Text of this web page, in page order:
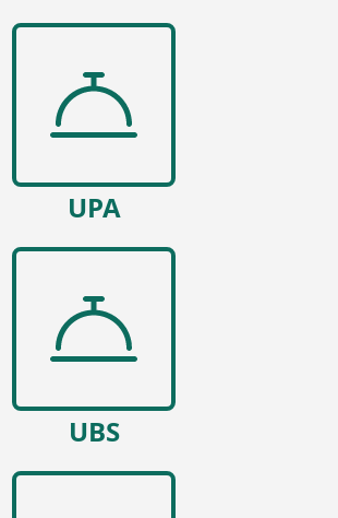
UPA
UBS